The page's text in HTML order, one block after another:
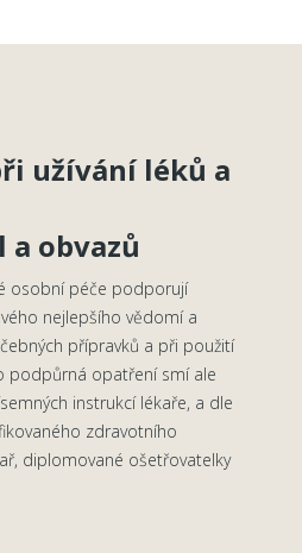
užívání léků a
a obvazů
osobní péče podporují
nejlepšího vědomí a
přípravků a při použití
podpůrná opatření smí ale
instrukcí lékaře, a dle
zdravotního
diplomované ošetřovatelky